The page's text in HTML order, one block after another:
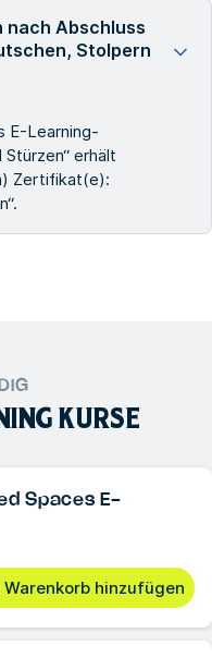
Abschluss
Stolpern
E-Learning-
erhält
Zertifikat(e):
KURSE
Spaces E-
Warenkorb hinzufügen